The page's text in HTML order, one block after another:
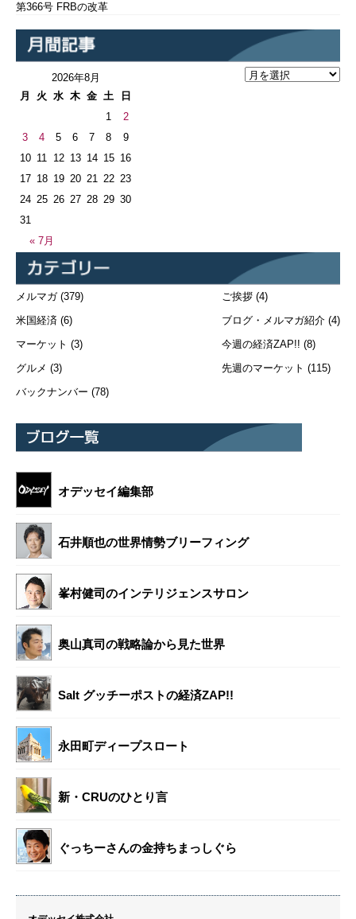
第366号 FRBの改革
2026年8月
月
火 水 木 金 土 日
« 7月
1
2
3
4 5 6 7 8
9
10 11 12 13 14 15 16
17 18 19 20 21 22 23
24 25 26 27 28 29 30
31
メルマガ(379)
米国経済 (6)
マーケット (3)
グルメ (3)
バックナンバー (78)
ご挨拶 (4)
ブログ・メルマガ紹介 (4)
今週の経済ZAP!! (8)
先週のマーケット (115)
オデッセイ編集部
石井順也の世界情勢ブリーフィング
峯村健司のインテリジェンスサロン
奥山真司の戦略論から見た世界
Salt グッチーポストの経済ZAP!!
永田町ディープスロート
新・CRUのひとり言
ぐっちーさんの金持ちまっしぐら